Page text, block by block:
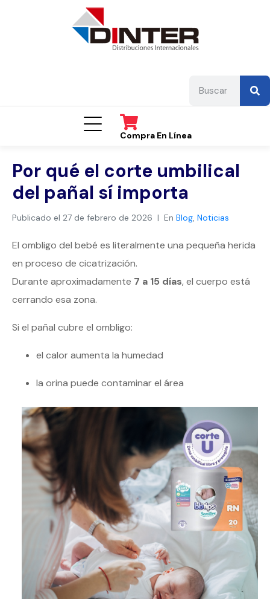
Compra En Línea
Por qué el corte umbilical
del pañal sí importa
Publicado el 27 de febrero de 2026 En Blog, Noticias
El ombligo del bebé es literalmente una pequeña herida
en proceso de cicatrización.
Durante aproximadamente 7 a 15 días, el cuerpo está
cerrando esa zona.
Si el pañal cubre el ombligo:
el calor aumenta la humedad
la orina puede contaminar el área